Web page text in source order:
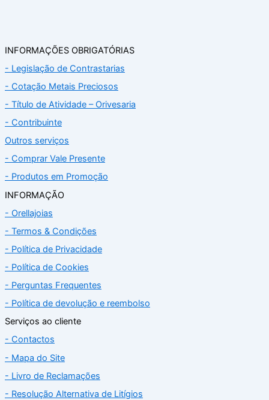
INFORMAÇÕES OBRIGATÓRIAS
- Legislação de Contrastarias
- Cotação Metais Preciosos
- Título de Atividade – Orivesaria
- Contribuinte
Outros serviços
- Comprar Vale Presente
- Produtos em Promoção
INFORMAÇÃO
- Orellajoias
- Termos & Condições
- Política de Privacidade
- Política de Cookies
- Perguntas Frequentes
- Política de devolução e reembolso
Serviços ao cliente
- Contactos
- Mapa do Site
- Livro de Reclamações
- Resolução Alternativa de Litígios